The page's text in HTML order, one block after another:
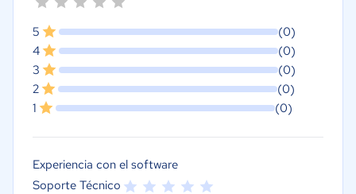
5
(0)
4
(0)
3
(0)
2
(0)
1
(0)
Experiencia con el software
Soporte Técnico